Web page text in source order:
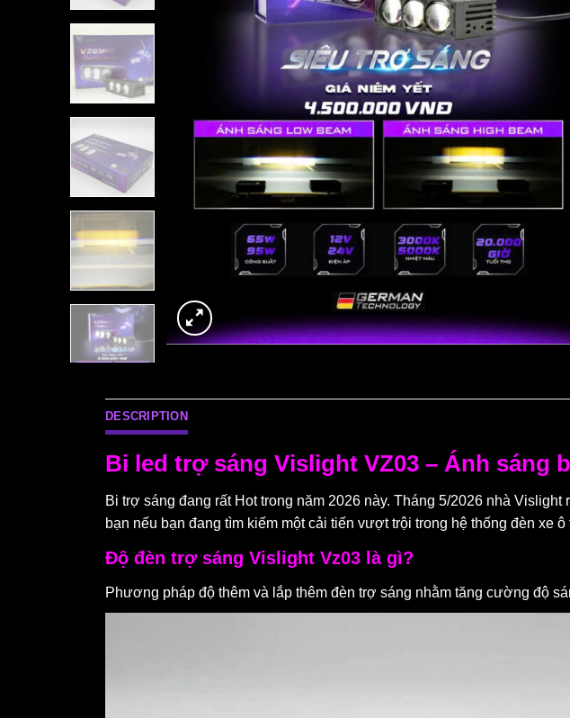
DESCRIPTION
Bi led trợ sáng Vislight VZ03 – Ánh sáng
Bi trợ sáng đang rất Hot trong năm 2026 này. Tháng 5/2026 nhà
bạn nếu bạn đang tìm kiếm một cải tiến vượt trội trong hệ thống đèn xe
Độ đèn trợ sáng Vislight Vz03 là gì?
Phương pháp độ thêm và lắp thêm đèn trợ sáng nhằm tăng cường độ